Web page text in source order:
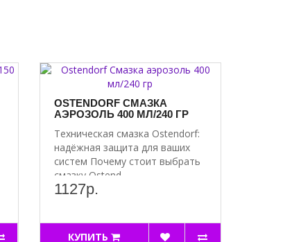
OSTENDORF СМАЗКА
АЭРОЗОЛЬ 400 МЛ/240 ГР
Техническая смазка Ostendorf:
надёжная защита для ваших
систем Почему стоит выбрать
смазку Ostend..
1127р.
КУПИТЬ